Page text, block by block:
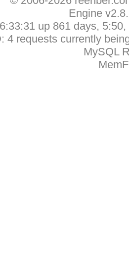
Engine
up 861 days,
4 requests currently
MySQL